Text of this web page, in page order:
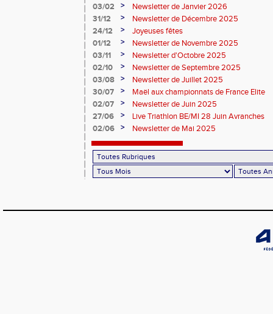
03/02
>
Newsletter de Janvier 2026
31/12
>
Newsletter de Décembre 2025
24/12
>
Joyeuses fêtes
01/12
>
Newsletter de Novembre 2025
03/11
>
Newsletter d'Octobre 2025
02/10
>
Newsletter de Septembre 2025
03/08
>
Newsletter de Juillet 2025
30/07
>
Maël aux championnats de France Elite
02/07
>
Newsletter de Juin 2025
27/06
>
Live Triathlon BE/MI 28 Juin Avranches
02/06
> Newsletter de Mai 2025